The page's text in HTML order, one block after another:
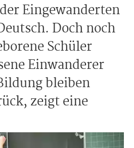
Eingewanderten
Doch noch
Schüler
Einwanderer
bleiben
zeigt eine